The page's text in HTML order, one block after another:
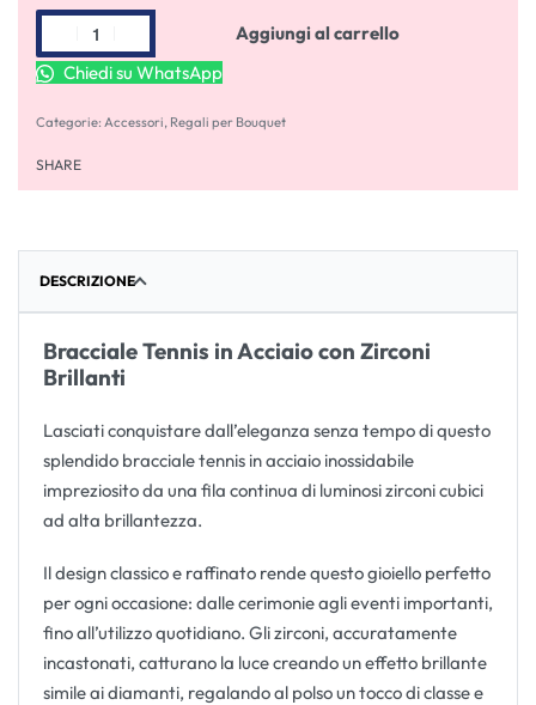
Aggiungi al carrello
Chiedi su WhatsApp
Categorie: Accessori, Regali per Bouquet
SHARE
DESCRIZIONE
Bracciale Tennis in Acciaio con Zirconi
Brillanti
Lasciati conquistare dall’eleganza senza tempo di questo
splendido bracciale tennis in acciaio inossidabile
impreziosito da una fila continua di luminosi zirconi cubici
ad alta brillantezza.
Il design classico e raffinato rende questo gioiello perfetto
per ogni occasione: dalle cerimonie agli eventi importanti,
fino all’utilizzo quotidiano. Gli zirconi, accuratamente
incastonati, catturano la luce creando un effetto brillante
simile ai diamanti, regalando al polso un tocco di classe e